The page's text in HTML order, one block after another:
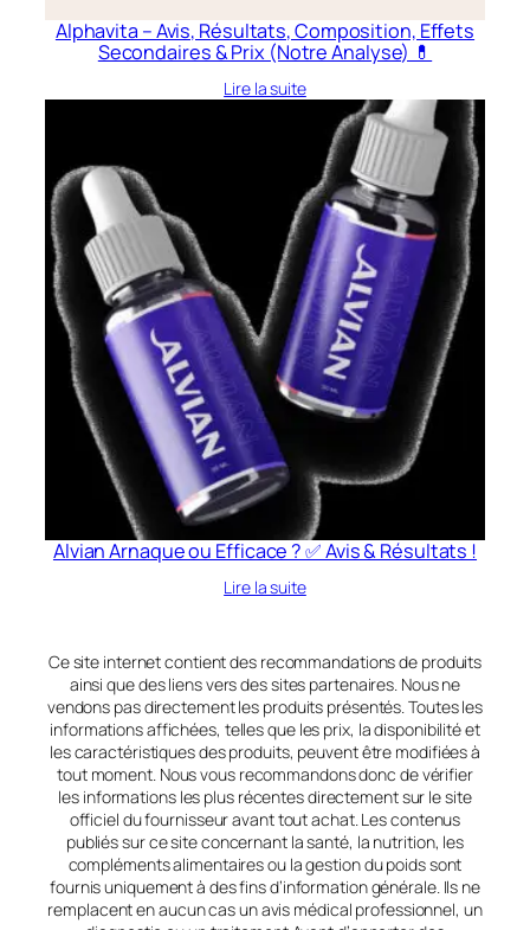
Alphavita – Avis, Résultats, Composition, Effets
Secondaires & Prix (Notre Analyse) 💊
Lire la suite
Alvian Arnaque ou Efficace ? ✅ Avis & Résultats !
Lire la suite
Ce site internet contient des recommandations de produits
ainsi que des liens vers des sites partenaires. Nous ne
vendons pas directement les produits présentés. Toutes les
informations affichées, telles que les prix, la disponibilité et
les caractéristiques des produits, peuvent être modifiées à
tout moment. Nous vous recommandons donc de vérifier
les informations les plus récentes directement sur le site
officiel du fournisseur avant tout achat. Les contenus
publiés sur ce site concernant la santé, la nutrition, les
compléments alimentaires ou la gestion du poids sont
fournis uniquement à des fins d’information générale. Ils ne
remplacent en aucun cas un avis médical professionnel, un